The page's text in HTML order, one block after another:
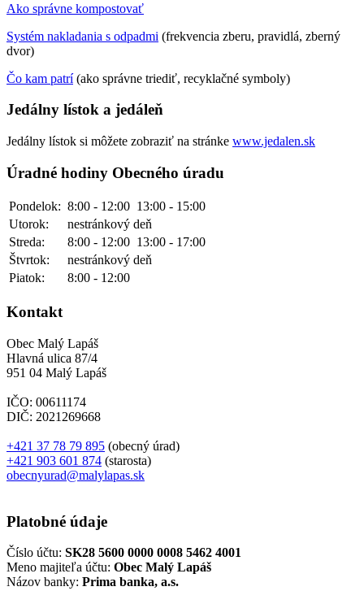
Ako správne kompostovať
Systém nakladania s odpadmi (frekvencia zberu, pravidlá, zberný
dvor)
Čo kam patrí(ako správne triediť, recyklačné symboly)
Jedálny lístok a jedáleň
Jedálny lístok si môžete zobraziť na stránke www.jedalen.sk
Úradné hodiny Obecného úradu
Pondelok: 8:00 - 12:00 13:00 - 15:00
Utorok:
nestránkový deň
Streda:
8:00 - 12:00 13:00 - 17:00
Štvrtok:
nestránkový deň
Piatok:
8:00 - 12:00
Kontakt
Obec Malý Lapáš
Hlavná ulica 87/4
951 04 Malý Lapáš
IČO: 00611174
DIČ: 2021269668
+421 37 78 79 895 (obecný úrad)
+421 903 601 874 (starosta)
obecnyurad@malylapas.sk
Platobné údaje
Číslo účtu: SK28 5600 0000 0008 5462 4001
Meno majiteľa účtu: Obec Malý Lapáš
Názov banky: Prima banka, a.s.